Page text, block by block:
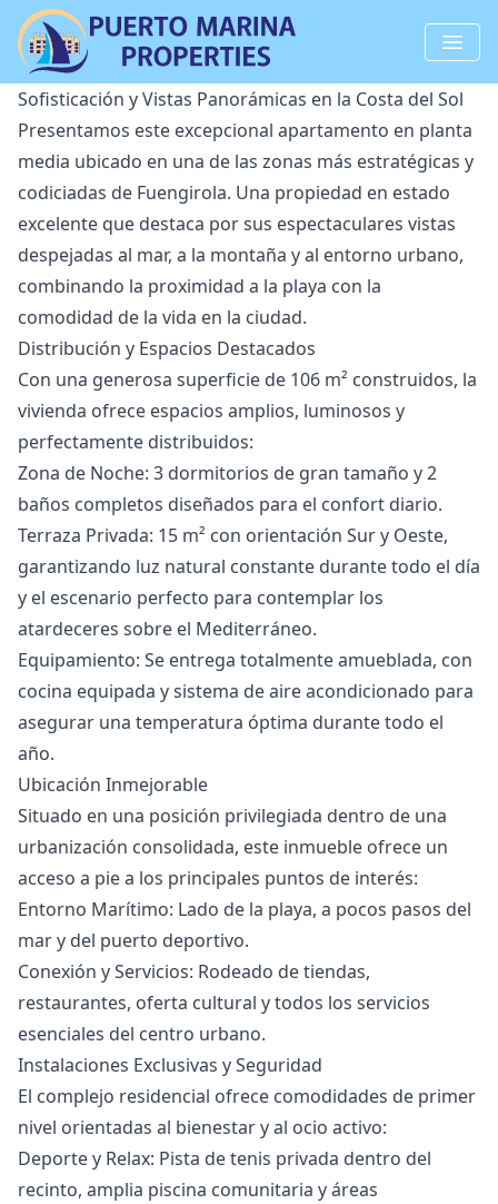
Sofisticación y Vistas Panorámicas en la Costa del Sol
Presentamos este excepcional apartamento en planta
media ubicado en una de las zonas más estratégicas y
codiciadas de Fuengirola. Una propiedad en estado
excelente que destaca por sus espectaculares vistas
despejadas al mar, a la montaña y al entorno urbano,
combinando la proximidad a la playa con la
comodidad de la vida en la ciudad.
Distribución y Espacios Destacados
Con una generosa superficie de 106 m² construidos, la
vivienda ofrece espacios amplios, luminosos y
perfectamente distribuidos:
Zona de Noche: 3 dormitorios de gran tamaño y 2
baños completos diseñados para el confort diario.
Terraza Privada: 15 m² con orientación Sur y Oeste,
garantizando luz natural constante durante todo el día
y el escenario perfecto para contemplar los
atardeceres sobre el Mediterráneo.
Equipamiento: Se entrega totalmente amueblada, con
cocina equipada y sistema de aire acondicionado para
asegurar una temperatura óptima durante todo el
año.
Ubicación Inmejorable
Situado en una posición privilegiada dentro de una
urbanización consolidada, este inmueble ofrece un
acceso a pie a los principales puntos de interés:
Entorno Marítimo: Lado de la playa, a pocos pasos del
mar y del puerto deportivo.
Conexión y Servicios: Rodeado de tiendas,
restaurantes, oferta cultural y todos los servicios
esenciales del centro urbano.
Instalaciones Exclusivas y Seguridad
El complejo residencial ofrece comodidades de primer
nivel orientadas al bienestar y al ocio activo:
Deporte y Relax: Pista de tenis privada dentro del
recinto, amplia piscina comunitaria y áreas